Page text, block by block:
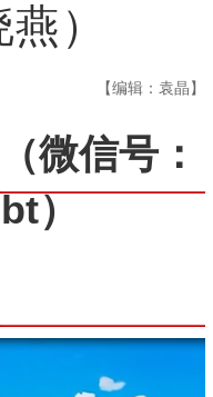
）
【编辑：袁晶】
（微信号：
）